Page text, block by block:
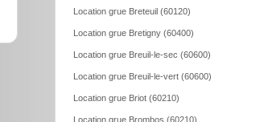
Location grue Breteuil (60120)
Location grue Bretigny (60400)
Location grue Breuil-le-sec (60600)
Location grue Breuil-le-vert (60600)
Location grue Briot (60210)
Location grue Brombos (60210)